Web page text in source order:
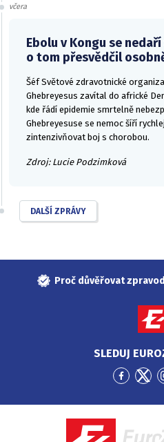
včera
Ebolu v Kongu se
o tom přesvědčil
Šéf Světové zdravotnické
Ghebreyesus zavítal do africké
kde řádí epidemie smrtelně
Ghebreyesuse se nemoc šíří
zintenzivňovat boj s chorobou.
Zdroj: Lucie Podzimková
DALŠÍ ZPRÁVY
Proč důvěřovat
SLEDUJ
Přejít